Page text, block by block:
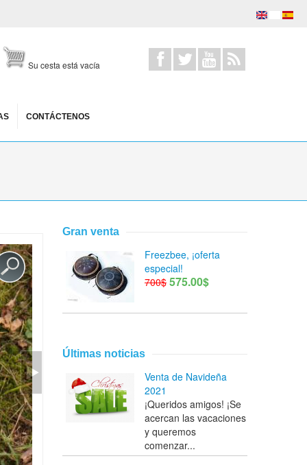
Su cesta está vacía
CONTÁCTENOS
Gran venta
Freezbee, ¡oferta
especial!
700$ 575.00$
Últimas noticias
Venta de Navideña
2021
¡Queridos amigos! ¡Se
acercan las vacaciones
y queremos
comenzar...